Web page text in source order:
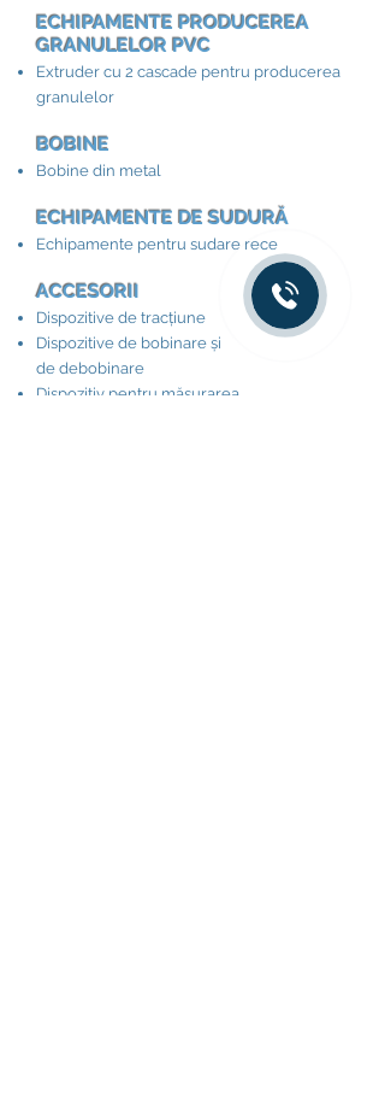
ECHIPAMENTE PRODUCEREA
GRANULELOR PVC
Extruder cu 2 cascade pentru producerea
granulelor
BOBINE
Bobine din metal
ECHIPAMENTE DE SUDURĂ
Echipamente pentru sudare rece
ACCESORII​
Dispozitive de tracțiune
Dispozitive de bobinare și
de debobinare
Dispozitiv pentru măsurarea